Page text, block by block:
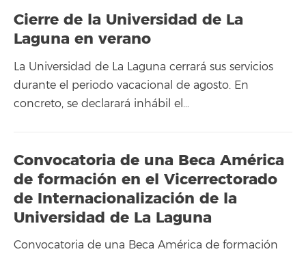
Cierre de la Universidad de La
Laguna en verano
La Universidad de La Laguna cerrará sus servicios
durante el periodo vacacional de agosto. En
concreto, se declarará inhábil el…
Convocatoria de una Beca América
de formación en el Vicerrectorado
de Internacionalización de la
Universidad de La Laguna
Convocatoria de una Beca América de formación